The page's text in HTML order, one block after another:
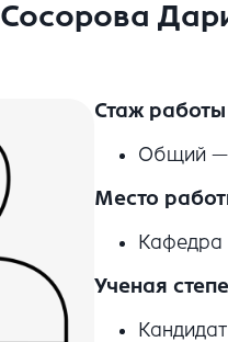
Сосорова
Стаж работы
Общий —
Место
Кафедра
Ученая